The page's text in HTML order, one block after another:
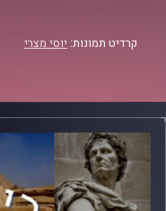
קרדיט תמונות: יוסי מצרי